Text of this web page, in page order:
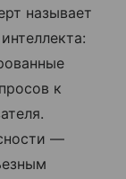
называет
к
—